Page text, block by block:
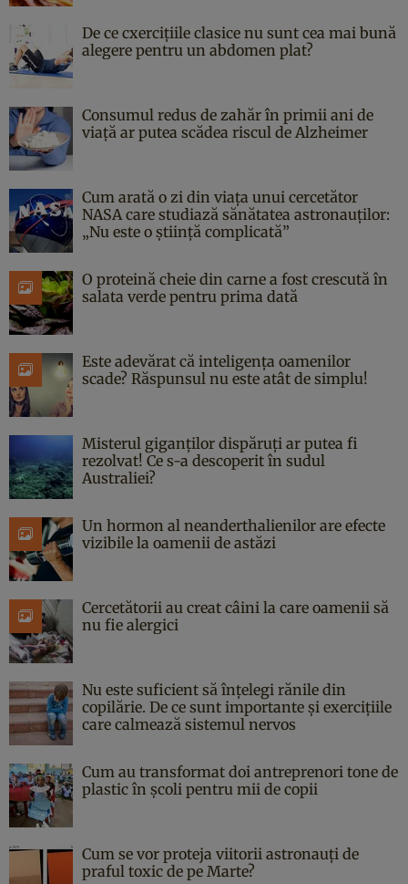
De ce cxercițiile clasice nu sunt cea mai bună
alegere pentru un abdomen plat?
Consumul redus de zahăr în primii ani de
viață ar putea scădea riscul de Alzheimer
Cum arată o zi din viața unui cercetător
NASA care studiază sănătatea astronauților:
„Nu este o știință complicată”
O proteină cheie din carne a fost crescută în
salata verde pentru prima dată
Este adevărat că inteligența oamenilor
scade? Răspunsul nu este atât de simplu!
Misterul giganților dispăruți ar putea fi
rezolvat! Ce s-a descoperit în sudul
Australiei?
Un hormon al neanderthalienilor are efecte
vizibile la oamenii de astăzi
Cercetătorii au creat câini la care oamenii să
nu fie alergici
Nu este suficient să înțelegi rănile din
copilărie. De ce sunt importante și exercițiile
care calmează sistemul nervos
Cum au transformat doi antreprenori tone de
plastic în școli pentru mii de copii
Cum se vor proteja viitorii astronauți de
praful toxic de pe Marte?